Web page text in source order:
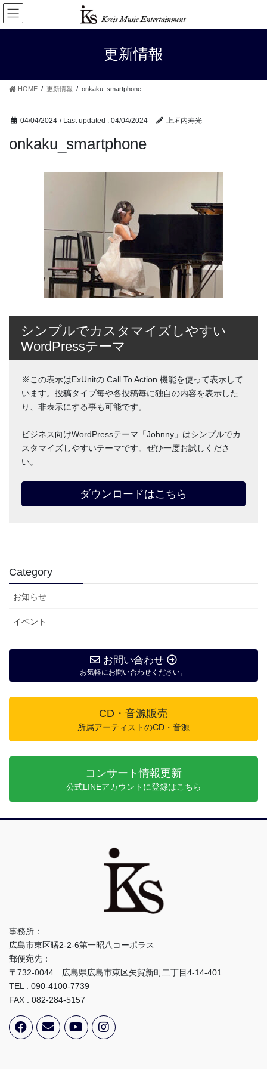
Skip
the
Skip
the
更新情報
HOME 更新情報 onkaku_smartphone
04/04/2024 / Last updated : 04/04/2024 上垣内寿光
onkaku_smartphone
シンプルでカスタマイズしやすい
WordPressテーマ
※この表示はExUnitの Call To Action 機能を使って表示して
います。投稿タイプ毎や各投稿毎に独自の内容を表示した
り、非表示にする事も可能です。
ビジネス向けWordPressテーマ「Johnny」はシンプルでカ
スタマイズしやすいテーマです。ぜひ一度お試しくださ
い。
ダウンロードはこちら
Category
お知らせ
イベント
お問い合わせ
お気軽にお問い合わせください。
CD・音源販売
所属アーティストのCD・音源
コンサート情報更新
公式LINEアカウントに登録はこちら
事務所：
広島市東区曙2-2-6第一昭八コーポラス
郵便宛先：
〒732-0044 広島県広島市東区矢賀新町二丁目4-14-401
TEL : 090-4100-7739
FAX : 082-284-5157